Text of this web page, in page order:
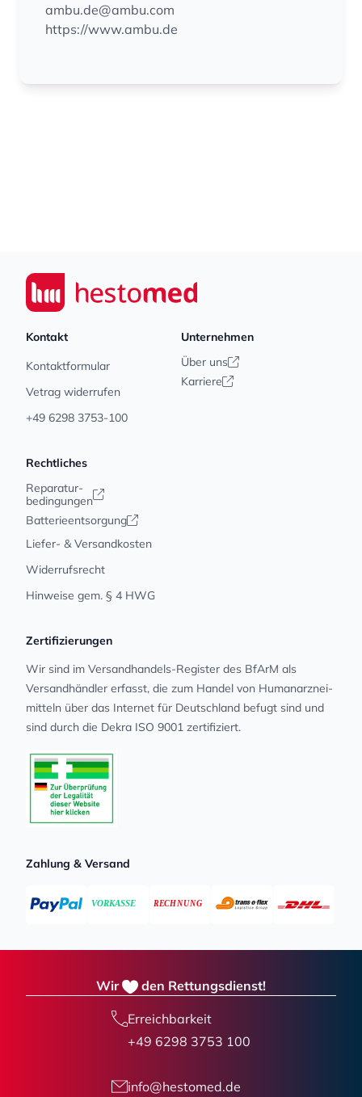
ambu.de@ambu.com
https://www.ambu.de
Seiwert GmbH
Kontakt
Kontaktformular
Vetrag widerrufen
+49 6298 3753-100
Unternehmen
Über uns
Karriere
Rechtliches
Reparatur-
bedingungen
Batterieentsorgung
Liefer- & Versandkosten
Widerrufsrecht
Hinweise gem. § 4 HWG
Zertifizierungen
Wir sind im Versandhandels-Register des BfArM als
Versandhändler erfasst, die zum Handel von Human­arz­nei­
mit­teln über das Internet für Deutschland befugt sind und
sind durch die Dekra ISO 9001 zertifiziert.
Zahlung & Versand
Wir den Rettungsdienst!
Erreichbarkeit
+49 6298 3753 100
info@hestomed.de